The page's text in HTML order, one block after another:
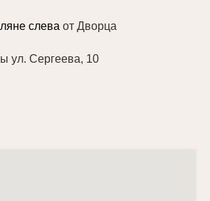
слева от Дворца
ул. Сергеева, 10